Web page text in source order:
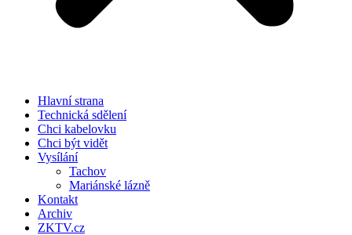
Hlavní strana
Technická sdělení
Chci kabelovku
Chci být vidět
Vysílání
Tachov
Mariánské lázně
Kontakt
Archiv
ZKTV.cz